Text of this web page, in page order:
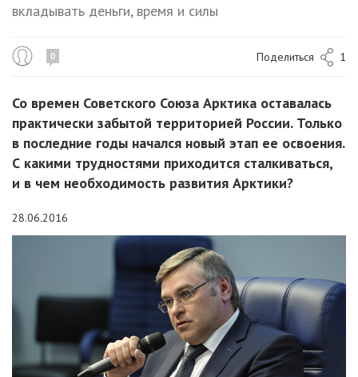
вкладывать деньги, время и силы
0 Поделиться 1
Со времен Советского Союза Арктика оставалась
практически забытой территорией России. Только
в последние годы начался новый этап ее освоения.
С какими трудностями приходится сталкиваться,
и в чем необходимость развития Арктики?
28.06.2016